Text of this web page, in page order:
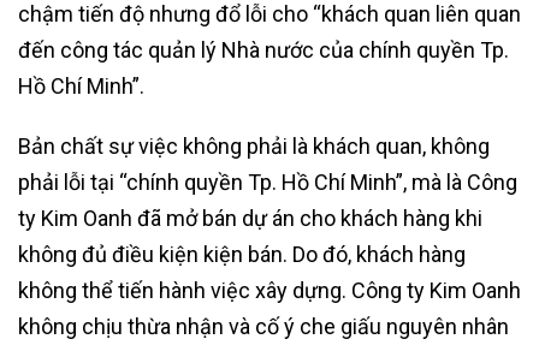
chậm tiến độ nhưng đổ lỗi cho “khách quan liên quan
đến công tác quản lý Nhà nước của chính quyền Tp.
Hồ Chí Minh”.
Bản chất sự việc không phải là khách quan, không
phải lỗi tại “chính quyền Tp. Hồ Chí Minh”, mà là Công
ty Kim Oanh đã mở bán dự án cho khách hàng khi
không đủ điều kiện kiện bán. Do đó, khách hàng
không thể tiến hành việc xây dựng. Công ty Kim Oanh
không chịu thừa nhận và cố ý che giấu nguyên nhân